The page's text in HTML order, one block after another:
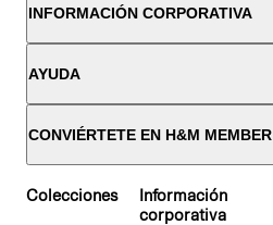
INFORMACIÓN CORPORATIVA
AYUDA
CONVIÉRTETE EN H&M MEMBER
Colecciones
Información
corporativa